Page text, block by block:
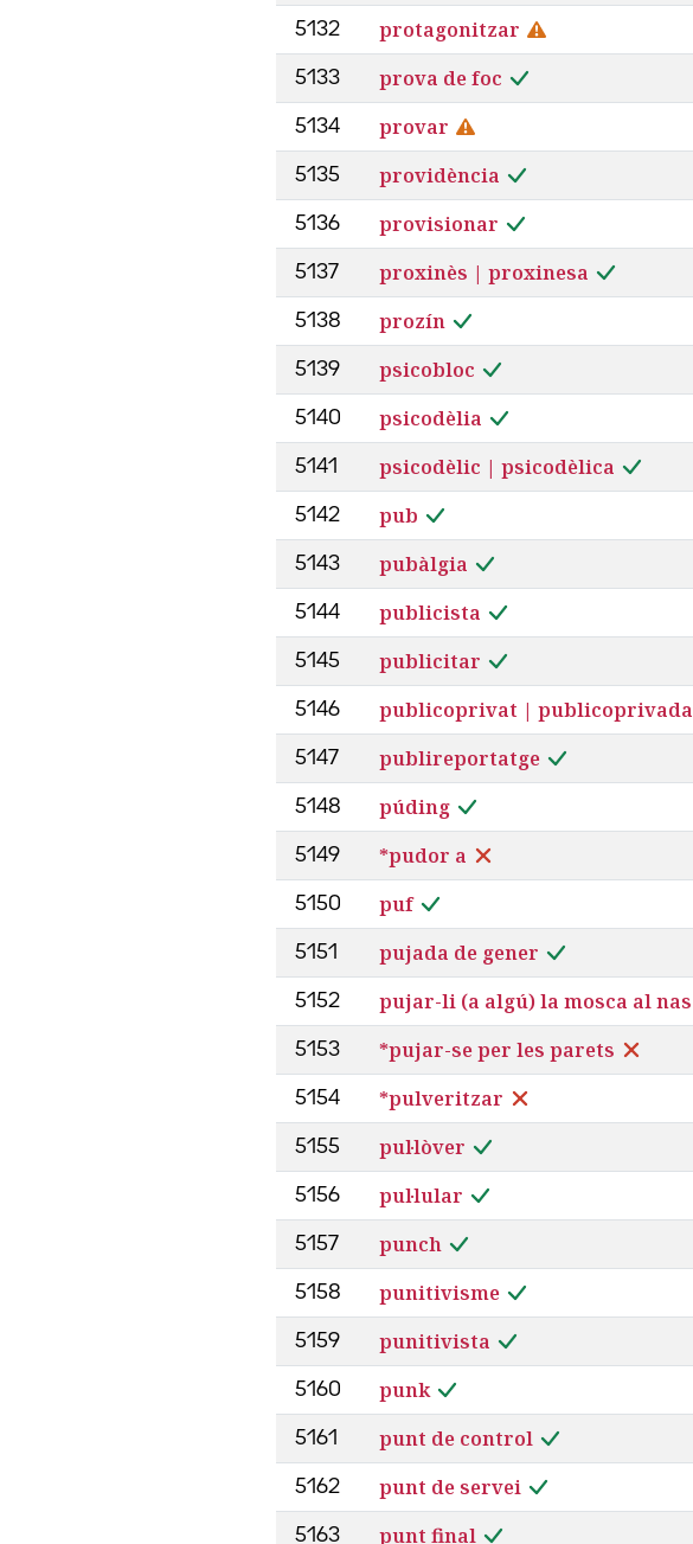
5132 protagonitzar
5133 prova de foc
5134 provar
5135 providència
5136 provisionar
5137 proxinès | proxinesa
5138 prozín
5139 psicobloc
5140 psicodèlia
5141 psicodèlic | psicodèlica
5142 pub
5143 pubàlgia
5144 publicista
5145 publicitar
5146 publicoprivat | publicoprivada
5147 publireportatge
5148 púding
5149 *pudor a
5150 puf
5151 pujada de gener
5152 pujar-li (a algú) la mosca al nas
5153 *pujar-se per les parets
5154 *pulveritzar
5155 pul·lòver
5156 pul·lular
5157 punch
5158 punitivisme
5159 punitivista
5160 punk
5161 punt de control
5162 punt de servei
5163 punt final